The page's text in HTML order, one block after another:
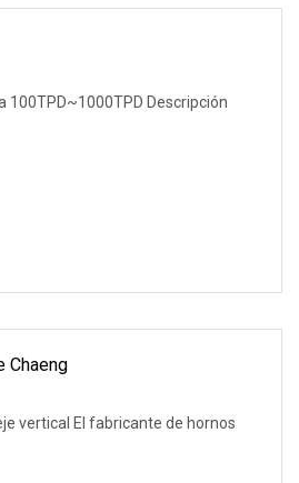
100TPD~1000TPD Descripción
Chaeng
vertical El fabricante de hornos